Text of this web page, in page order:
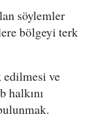
söylemler
bölgeyi terk
ve
halkını